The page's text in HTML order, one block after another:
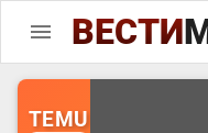
ВЕСТИ
TEMU